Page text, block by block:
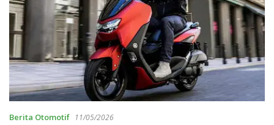
Berita Otomotif 11/05/2026